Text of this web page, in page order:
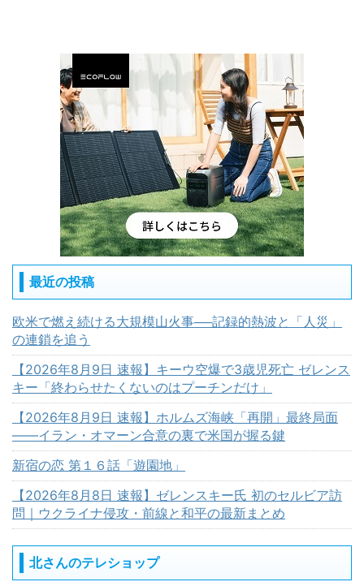
最近の投稿
欧米で燃え続ける大規模山火事──記録的熱波と「人災」
の連鎖を追う
【2026年8月9日 速報】キーウ空爆で3歳児死亡 ゼレンス
キー「終わらせたくないのはプーチンだけ」
【2026年8月9日 速報】ホルムズ海峡「再開」最終局面
――イラン・オマーン合意の裏で米国が握る鍵
新宿の恋 第１６話「遊園地」
【2026年8月8日 速報】ゼレンスキー氏 初のセルビア訪
問｜ウクライナ侵攻・前線と和平の最新まとめ
北さんのテレショップ